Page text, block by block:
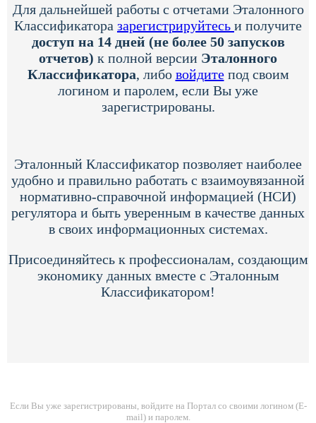
Для дальнейшей работы с отчетами Эталонного
Классификатора зарегистрируйтесь и получите
доступ на 14 дней (не более 50 запусков
отчетов) к полной версии Эталонного
Классификатора, либо войдитепод своим
логином и паролем, если Вы уже
зарегистрированы.
Эталонный Классификатор позволяет наиболее
удобно и правильно работать с взаимоувязанной
нормативно-справочной информацией (НСИ)
регулятора и быть уверенным в качестве данных
в своих информационных системах.
Присоединяйтесь к профессионалам, создающим
экономику данных вместе с Эталонным
Классификатором!
Если Вы уже зарегистрированы, войдите на Портал со своими логином (E-
mail) и паролем.